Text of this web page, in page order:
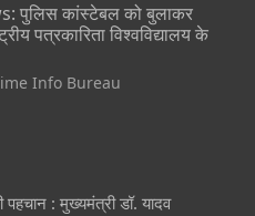
पुलिस कांस्टेबल को बुलाकर
पत्रकारिता विश्वविद्यालय के
Info Bureau
: मुख्यमंत्री डॉ. यादव